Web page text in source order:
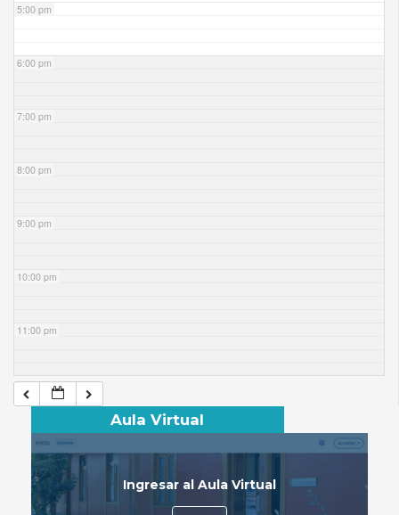
5:00 pm
6:00 pm
7:00 pm
8:00 pm
9:00 pm
10:00 pm
11:00 pm
Aula Virtual
Ingresar al Aula Virtual